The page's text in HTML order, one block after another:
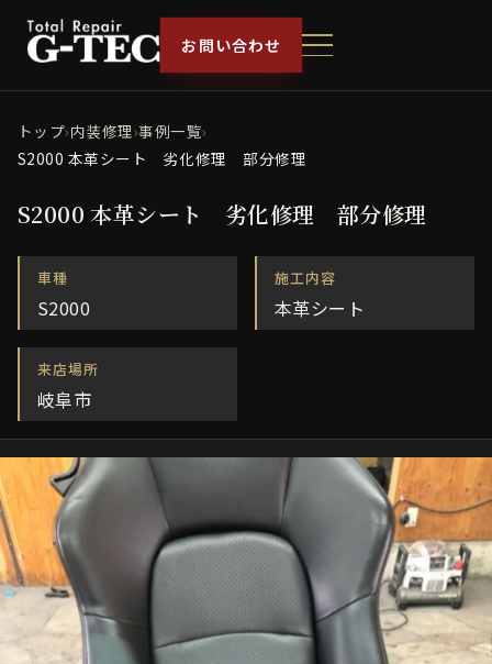
お問い合わせ
トップ›内装修理›事例一覧›
S2000 本革シート 劣化修理 部分修理
S2000 本革シート 劣化修理 部分修理
車種
S2000
施工内容
本革シート
来店場所
岐阜市